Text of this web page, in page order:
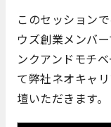
このセッション
ウズ創業メンバ
ンクアンドモチ
て弊社ネオキャ
壇いただきます。